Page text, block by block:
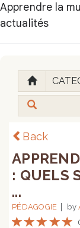
Apprendre la
actualités
Back
: QUELS
...
PÉDAGOGIE by